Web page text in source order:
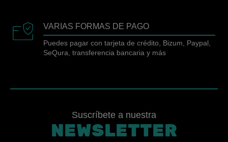
VARIAS FORMAS DE PAGO
Puedes pagar con tarjeta de crédito, Bizum, Paypal,
SeQura, transferencia bancaria y más
Suscríbete a nuestra
NEWSLETTER